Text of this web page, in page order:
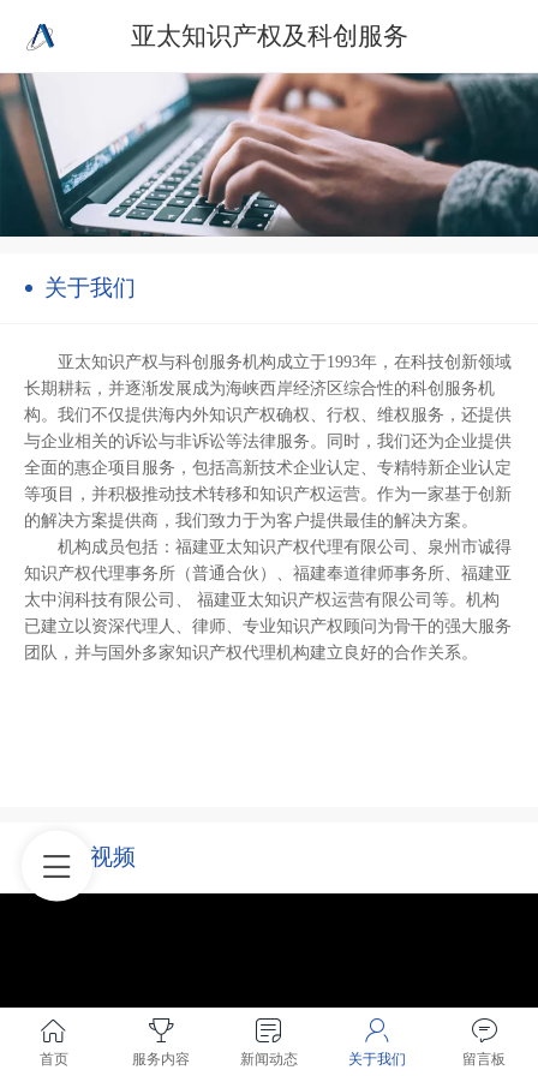
亚太知识产权及科创服务
关于我们
亚太知识产权与科创服务机构成立于1993年，在科技创新领域
长期耕耘，并逐渐发展成为海峡西岸经济区综合性的科创服务机
构。我们不仅提供海内外知识产权确权、行权、维权服务，还提供
与企业相关的诉讼与非诉讼等法律服务。同时，我们还为企业提供
全面的惠企项目服务，包括高新技术企业认定、专精特新企业认定
等项目，并积极推动技术转移和知识产权运营。作为一家基于创新
的解决方案提供商，我们致力于为客户提供最佳的解决方案。
机构成员包括：福建亚太知识产权代理有限公司
、泉州市诚得
知识产权代理事务所（普通合伙）、福建奉道律师事务所、福建亚
太中润科技有限公司、 福建亚太知识产权运营有限公司等。机构
已建立以资深代理人、律师、专业知识产权顾问为骨干的强大服务
团队，并与国外多家知识产权代理机构建立良好的合作关系。
在线视频
首页 服务内容 新闻动态 关于我们 留言板